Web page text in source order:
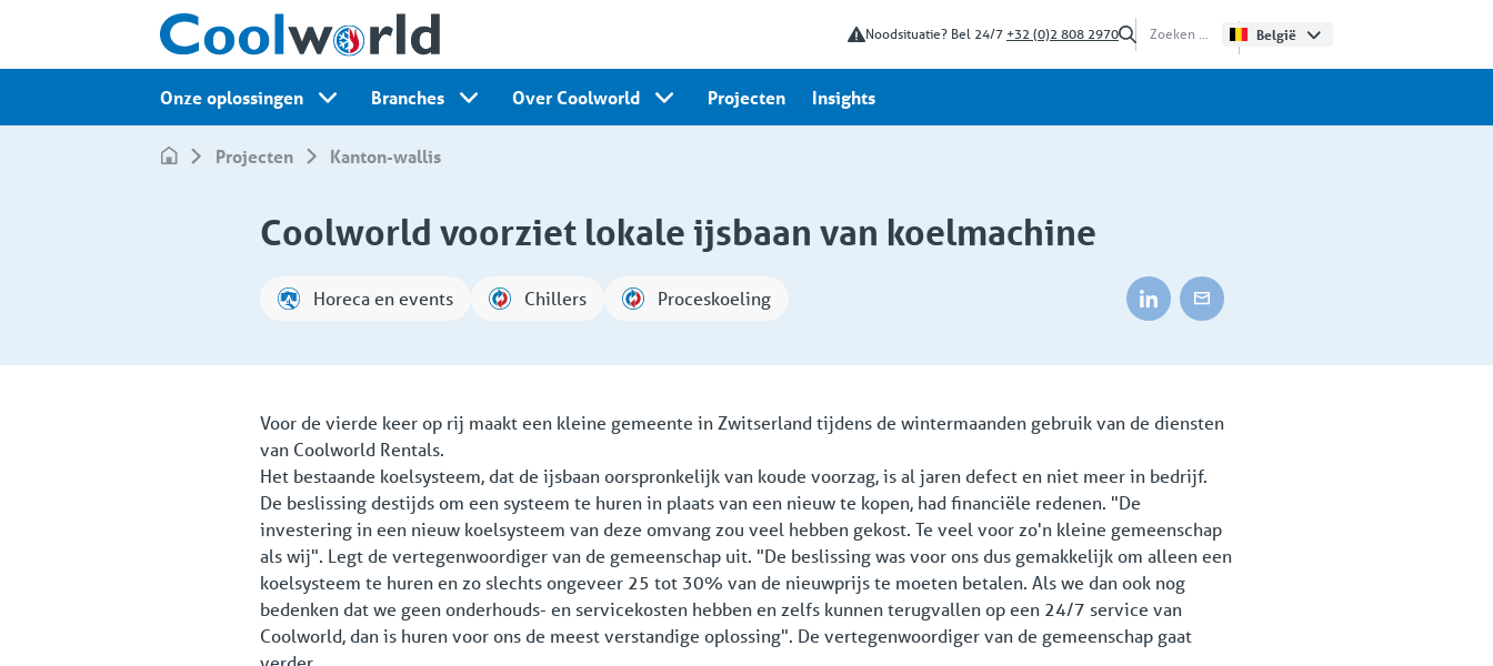
Noodsituatie? Bel 24/7 +32 (0)2 808 2970 België
Onze oplossingen Branches Over Coolworld Projecten Insights
Projecten kanton-wallis
Coolworld voorziet lokale ijsbaan van koelmachine
Horeca en events Chillers Proceskoeling
Voor de vierde keer op rij maakt een kleine gemeente in Zwitserland tijdens de wintermaanden gebruik van de diensten
van Coolworld Rentals.
Het bestaande koelsysteem, dat de ijsbaan oorspronkelijk van koude voorzag, is al jaren defect en niet meer in bedrijf.
De beslissing destijds om een systeem te huren in plaats van een nieuw te kopen, had financiële redenen. "De
investering in een nieuw koelsysteem van deze omvang zou veel hebben gekost. Te veel voor zo'n kleine gemeenschap
als wij". Legt de vertegenwoordiger van de gemeenschap uit. "De beslissing was voor ons dus gemakkelijk om alleen een
koelsysteem te huren en zo slechts ongeveer 25 tot 30% van de nieuwprijs te moeten betalen. Als we dan ook nog
bedenken dat we geen onderhouds- en servicekosten hebben en zelfs kunnen terugvallen op een 24/7 service van
Coolworld, dan is huren voor ons de meest verstandige oplossing". De vertegenwoordiger van de gemeenschap gaat